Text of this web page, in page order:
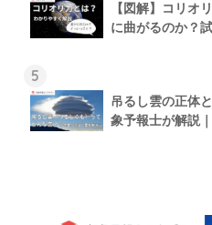
【図解】コリオ
に曲がるのか？
5
吊るし雲の正体
象予報士が解説